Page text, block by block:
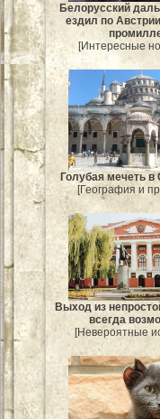
Белорусский
ездил по
[Интересные
Голубая мечеть
[География и
Выход из
всегда
[Невероятные